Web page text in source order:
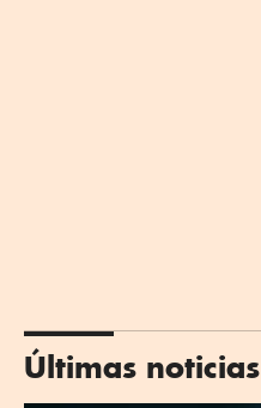
Últimas noticias